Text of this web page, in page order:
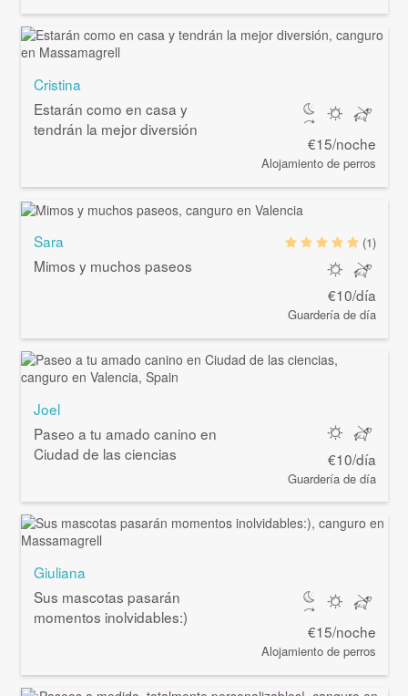
Cristina
Estarán como en casa y
tendrán la mejor diversión
€15/noche
Alojamiento de perros
Sara
Mimos y muchos paseos
(1)
€10/día
Guardería de día
Joel
Paseo a tu amado canino en
Ciudad de las ciencias
€10/día
Guardería de día
Giuliana
Sus mascotas pasarán
momentos inolvidables:)
€15/noche
Alojamiento de perros